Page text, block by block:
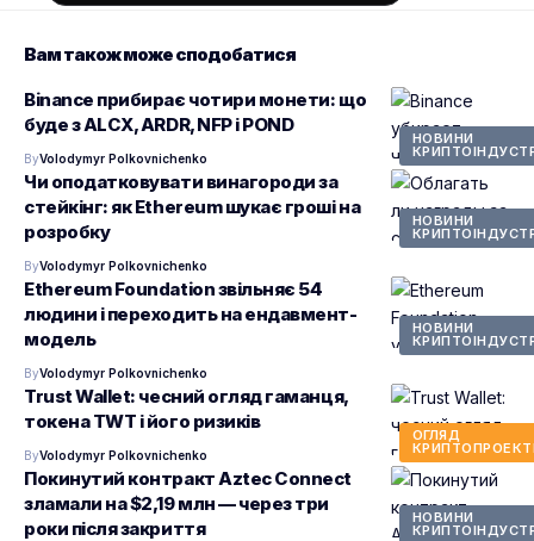
Вам також може сподобатися
НОВИНИ
Binance прибирає чотири монети: що
буде з ALCX, ARDR, NFP і POND
ByVolodymyr Polkovnichenko
НОВИНИ
Чи оподатковувати винагороди за
стейкінг: як Ethereum шукає гроші на
розробку
ByVolodymyr Polkovnichenko
НОВИНИ
Ethereum Foundation звільняє 54
людини і переходить на ендавмент-
модель
ByVolodymyr Polkovnichenko
ОГЛЯД
Trust Wallet: чесний огляд гаманця,
токена TWT і його ризиків
ByVolodymyr Polkovnichenko
НОВИНИ
Покинутий контракт Aztec Connect
зламали на $2,19 млн — через три
роки після закриття